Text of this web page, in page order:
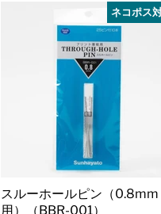
ネコポス
スルーホールピン（0.8mm
用）（BBR-001）